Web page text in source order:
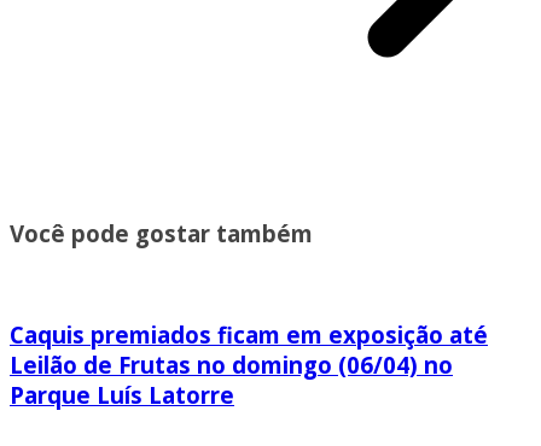
Você pode gostar também
Caquis premiados ficam em exposição até
Leilão de Frutas no domingo (06/04) no
Parque Luís Latorre